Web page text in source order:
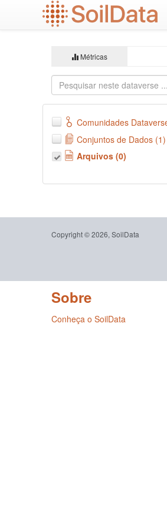
Métricas
Comunidades
Conjuntos de Dados (1)
Arquivos (0)
Copyright © 2026, SoilData
Sobre
Conheça o SoilData